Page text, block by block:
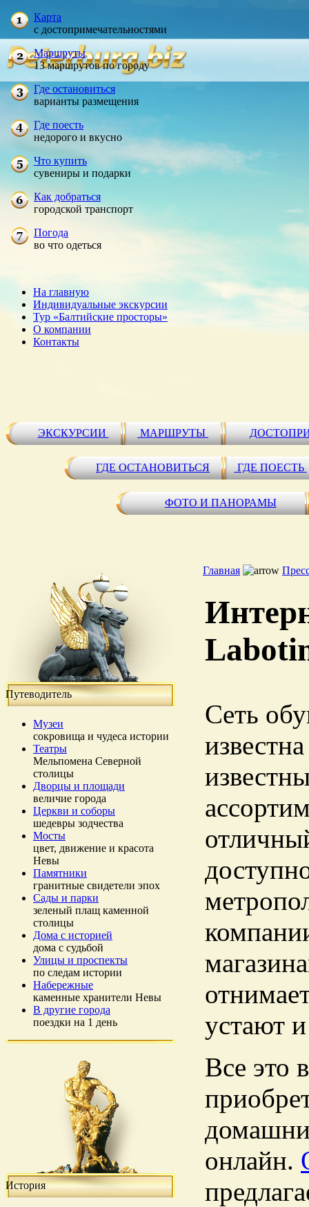
Карта
с достопримечательностями
Маршруты
13 маршрутов по городу
Где остановиться
варианты размещения
Где поесть
недорого и вкусно
Что купить
сувениры и подарки
Как добраться
городской транспорт
Погода
во что одеться
На главную
Индивидуальные экскурсии
Тур «Балтийские просторы»
О компании
Контакты
ЭКСКУРСИИ МАРШРУТЫ
ГДЕ ОСТАНОВИТЬСЯ ГДЕ ПОЕСТЬ
ФОТО И ПАНОРАМЫ
Путеводитель
Музеи
сокровища и чудеса истории
Театры
Мельпомена Северной
столицы
Дворцы и площади
величие города
Церкви и соборы
шедевры зодчества
Мосты
цвет, движение и красота
Невы
Памятники
гранитные свидетели эпох
Сады и парки
зеленый плащ каменной
столицы
Дома с историей
дома с судьбой
Улицы и проспекты
по следам истории
Набережные
каменные хранители Невы
В другие города
поездки на 1 день
История
Главная
Сеть
устают
Все это
онлайн.